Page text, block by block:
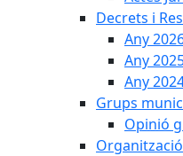
Decrets i
Any
Any
Any
Grups
Opinió